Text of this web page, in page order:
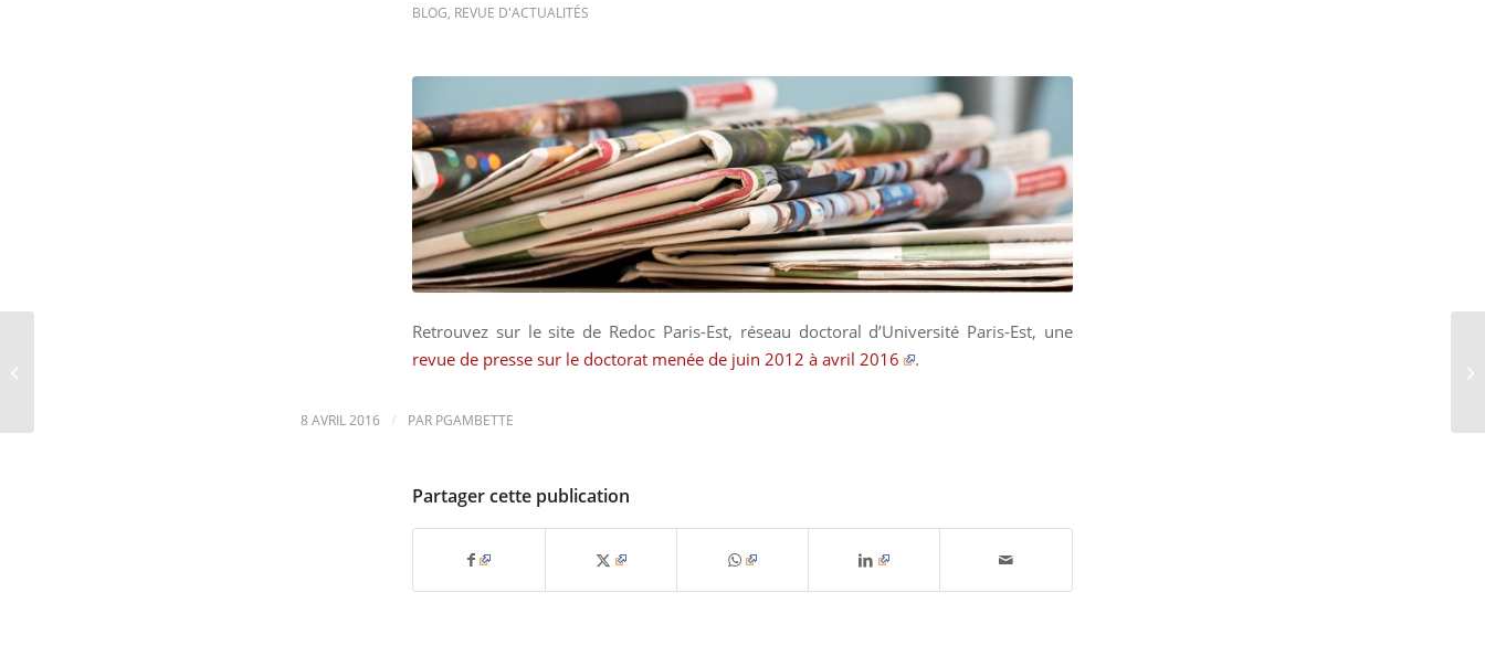
BLOG, REVUE D'ACTUALITÉS
Retrouvez sur le site de Redoc Paris-Est, réseau doctoral d’Université Paris-Est, une
revue de presse sur le doctorat menée de juin 2012 à avril 2016
.
8 AVRIL 2016 / PAR PGAMBETTE
Partager cette publication